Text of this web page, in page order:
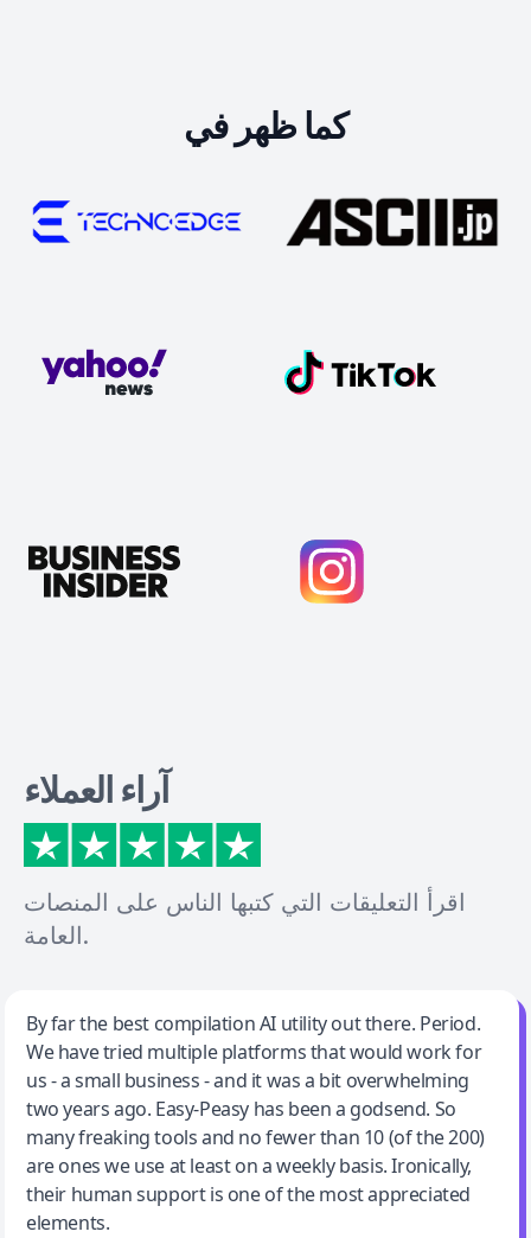
كما ظهر في
آراء العملاء
اقرأ التعليقات التي كتبها الناس على المنصات
العامة.
Jeff Wilson
By far the best compilation AI utility
By far the best compilation AI utility out there. Period.
We have tried multiple platforms that would work for
us - a small business - and it was a bit overwhelming
two years ago. Easy-Peasy has been a godsend. So
many freaking tools and no fewer than 10 (of the 200)
are ones we use at least on a weekly basis. Ironically,
their human support is one of the most appreciated
elements.